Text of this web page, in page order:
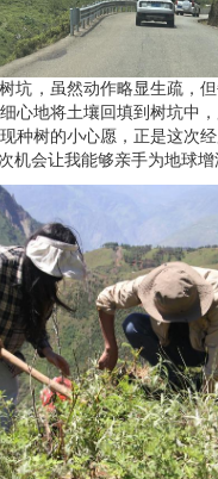
坑，虽然动作略显生疏，
心地将土壤回填到树坑中
种树的小心愿，正是这次
会让我能够亲手为地球增